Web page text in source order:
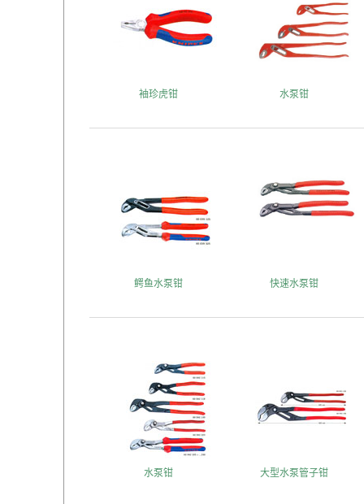
袖珍虎钳 水泵钳
鳄鱼水泵钳 快速水泵钳
水泵钳 大型水泵管子钳